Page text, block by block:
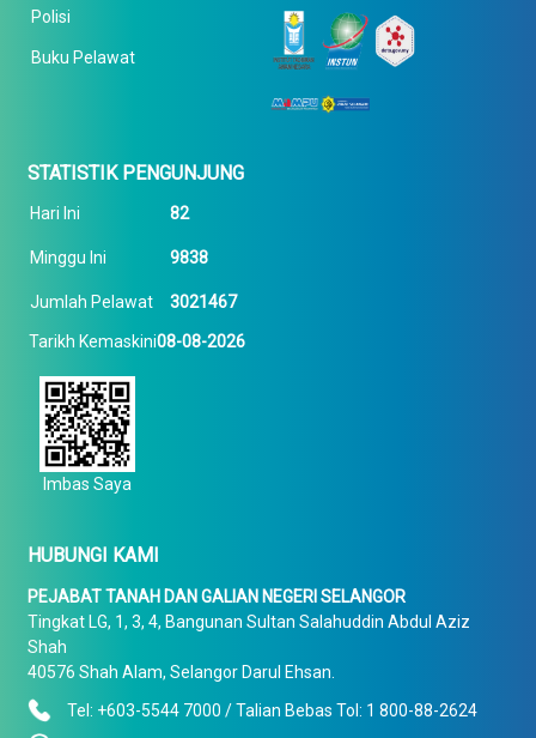
Polisi
Buku Pelawat
STATISTIK PENGUNJUNG
Hari Ini 82
Minggu Ini 9838
Jumlah Pelawat 3021467
Tarikh Kemaskini08-08-2026
Imbas Saya
HUBUNGI KAMI
PEJABAT TANAH DAN GALIAN NEGERI SELANGOR
Tingkat LG, 1, 3, 4, Bangunan Sultan Salahuddin Abdul Aziz
Shah
40576 Shah Alam, Selangor Darul Ehsan.
Tel: +603-5544 7000 / Talian Bebas Tol: 1 800-88-2624